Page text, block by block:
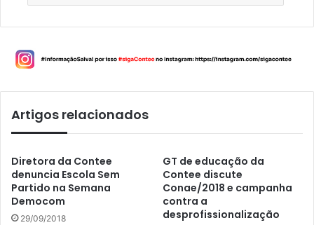
Artigos relacionados
Diretora da Contee
denuncia Escola Sem
Partido na Semana
Democom
29/09/2018
GT de educação da
Contee discute
Conae/2018 e campanha
contra a
desprofissionalização